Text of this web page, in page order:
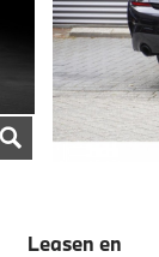
Leasen en